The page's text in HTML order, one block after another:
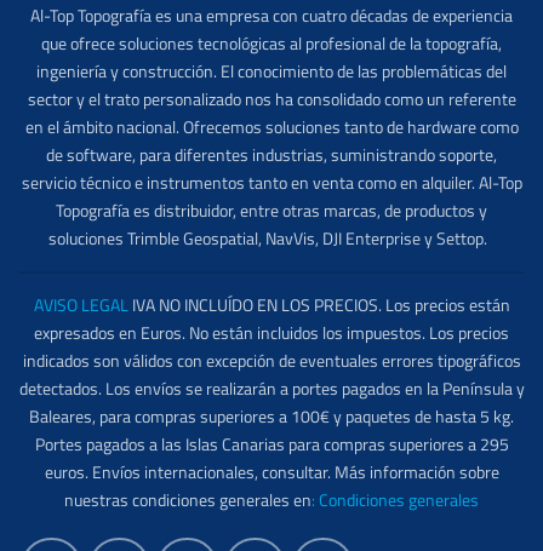
Al-Top Topografía es una empresa con cuatro décadas de experiencia
que ofrece soluciones tecnológicas al profesional de la topografía,
ingeniería y construcción. El conocimiento de las problemáticas del
sector y el trato personalizado nos ha consolidado como un referente
en el ámbito nacional. Ofrecemos soluciones tanto de hardware como
de software, para diferentes industrias, suministrando soporte,
servicio técnico e instrumentos tanto en venta como en alquiler. Al-Top
Topografía es distribuidor, entre otras marcas, de productos y
soluciones Trimble Geospatial, NavVis, DJI Enterprise y Settop.
AVISO LEGALIVA NO INCLUÍDO EN LOS PRECIOS. Los precios están
expresados en Euros. No están incluidos los impuestos. Los precios
indicados son válidos con excepción de eventuales errores tipográficos
detectados. Los envíos se realizarán a portes pagados en la Península y
Baleares, para compras superiores a 100€ y paquetes de hasta 5 kg.
Portes pagados a las Islas Canarias para compras superiores a 295
euros. Envíos internacionales, consultar. Más información sobre
nuestras condiciones generales en: Condiciones generales